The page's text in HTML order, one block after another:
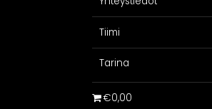
Tiimi
Tarina
€0,00